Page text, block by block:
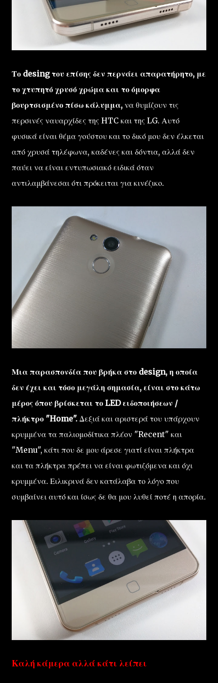
Το desing του επίσης δεν περνάει απαρατήρητο, με
το χτυπητό χρυσό χρώμα και το όμορφα
βουρτσισμένο πίσω κάλυμμα, να θυμίζουν τις
περσινές ναυαρχίδες της HTC και της LG. Αυτό
φυσικά είναι θέμα γούστου και το δικό μου δεν έλκεται
από χρυσά τηλέφωνα, καδένες και δόντια, αλλά δεν
παύει να είναι εντυπωσιακό ειδικά όταν
αντιλαμβάνεσαι ότι πρόκειται για κινέζικο.
Μια παρασπονδία που βρήκα στο design, η οποία
δεν έχει και τόσο μεγάλη σημασία, είναι στο κάτω
μέρος όπου βρίσκεται το LED ειδοποιήσεων /
πλήκτρο "Home". Δεξιά και αριστερά του υπάρχουν
κρυμμένα τα παλιομοδίτικα πλέον "Recent" και
"Menu", κάτι που δε μου άρεσε γιατί είναι πλήκτρα
και τα πλήκτρα πρέπει να είναι φωτιζόμενα και όχι
κρυμμένα. Ειλικρινά δεν κατάλαβα το λόγο που
συμβαίνει αυτό και ίσως δε θα μου λυθεί ποτέ η απορία.
Καλή κάμερα αλλά κάτι λείπει